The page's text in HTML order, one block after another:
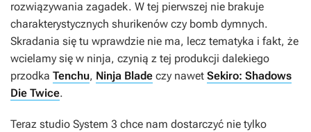
rozwiązywania zagadek. W tej pierwszej nie brakuje
charakterystycznych shurikenów czy bomb dymnych.
Skradania się tu wprawdzie nie ma, lecz tematyka i fakt, że
wcielamy się w ninja, czynią z tej produkcji dalekiego
przodka Tenchu, Ninja Blade czy nawet Sekiro: Shadows
Die Twice.
Teraz studio System 3 chce nam dostarczyć nie tylko